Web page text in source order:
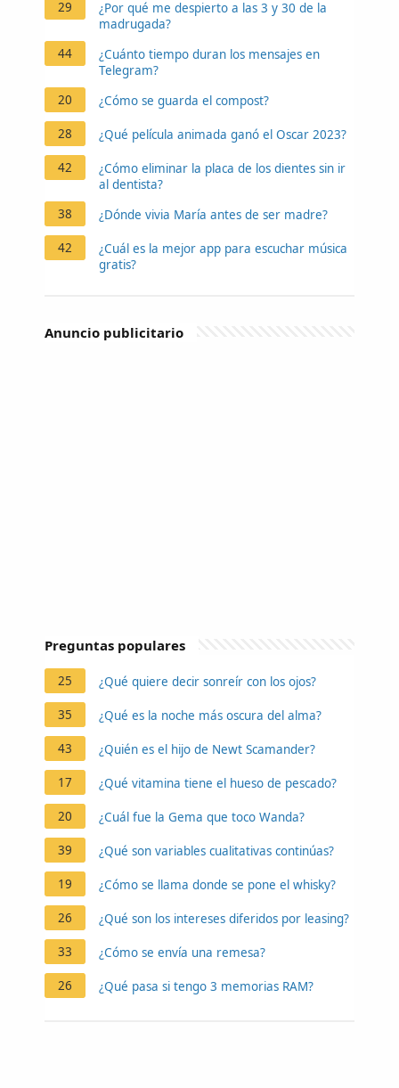
29
¿Por qué me despierto a las 3 y 30 de la
madrugada?
44
¿Cuánto tiempo duran los mensajes en
Telegram?
20
¿Cómo se guarda el compost?
28 ¿Qué película animada ganó el Oscar 2023?
42
¿Cómo eliminar la placa de los dientes sin ir
al dentista?
38
¿Dónde vivia María antes de ser madre?
42
¿Cuál es la mejor app para escuchar música
gratis?
Anuncio publicitario
Preguntas populares
25 ¿Qué quiere decir sonreír con los ojos?
35 ¿Qué es la noche más oscura del alma?
43 ¿Quién es el hijo de Newt Scamander?
17 ¿Qué vitamina tiene el hueso de pescado?
20 ¿Cuál fue la Gema que toco Wanda?
39 ¿Qué son variables cualitativas continúas?
19 ¿Cómo se llama donde se pone el whisky?
26 ¿Qué son los intereses diferidos por leasing?
33 ¿Cómo se envía una remesa?
26 ¿Qué pasa si tengo 3 memorias RAM?